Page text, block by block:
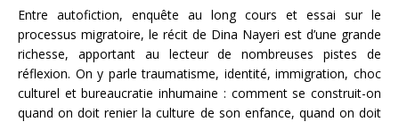
Entre autofiction, enquête au long cours et essai sur le
processus migratoire, le récit de Dina Nayeri est d’une grande
richesse, apportant au lecteur de nombreuses pistes de
réflexion. On y parle traumatisme, identité, immigration, choc
culturel et bureaucratie inhumaine : comment se construit-on
quand on doit renier la culture de son enfance, quand on doit